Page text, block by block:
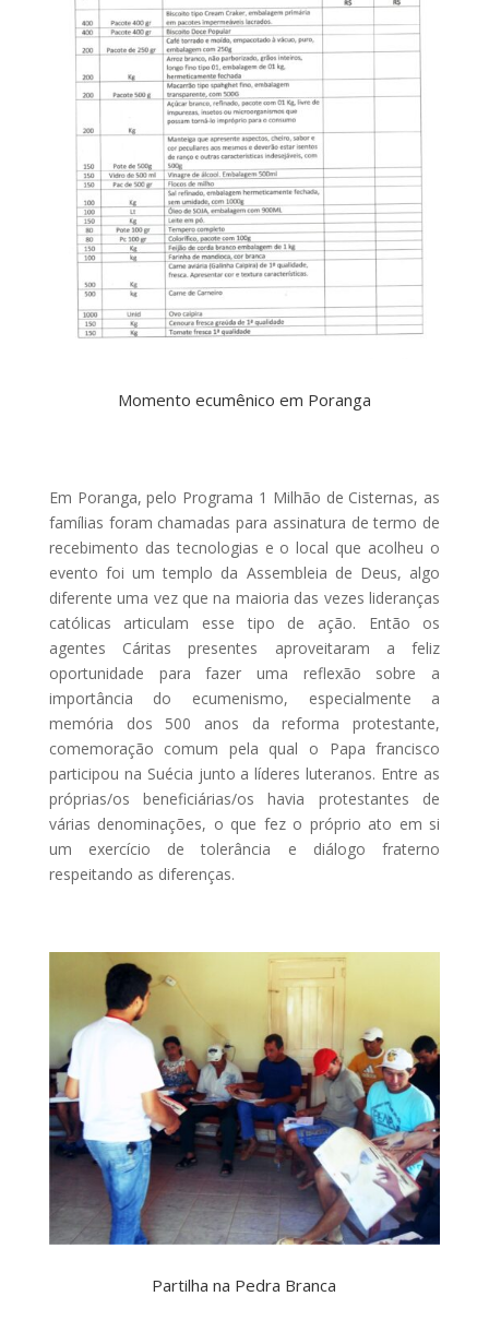
Momento ecumênico em Poranga
Em Poranga, pelo Programa 1 Milhão de Cisternas, as
famílias foram chamadas para assinatura de termo de
recebimento das tecnologias e o local que acolheu o
evento foi um templo da Assembleia de Deus, algo
diferente uma vez que na maioria das vezes lideranças
católicas articulam esse tipo de ação. Então os
agentes Cáritas presentes aproveitaram a feliz
oportunidade para fazer uma reflexão sobre a
importância do ecumenismo, especialmente a
memória dos 500 anos da reforma protestante,
comemoração comum pela qual o Papa francisco
participou na Suécia junto a líderes luteranos. Entre as
próprias/os beneficiárias/os havia protestantes de
várias denominações, o que fez o próprio ato em si
um exercício de tolerância e diálogo fraterno
respeitando as diferenças.
Partilha na Pedra Branca